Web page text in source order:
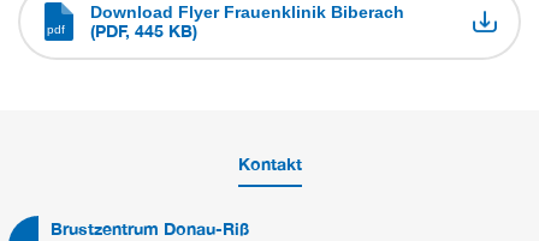
Download Flyer Frauenklinik Biberach
(PDF, 445 KB)
Kontakt
Brustzentrum Donau-Riß